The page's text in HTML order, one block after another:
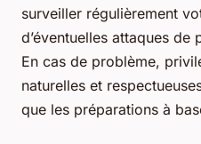
surveiller régulièrement
d’éventuelles attaques de
En cas de problème,
naturelles et
que les préparations à